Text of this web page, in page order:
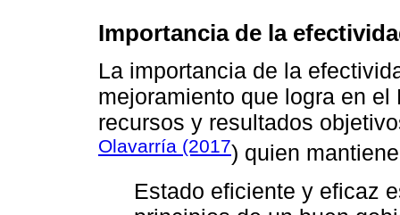
Importancia de la
La importancia de la
mejoramiento que logra en
recursos y resultados
Olavarría (2017) quien
Estado eficiente y eficaz